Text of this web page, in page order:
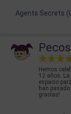
Agents Secrets
Hemos
12 años.
espacio
han
gracias!